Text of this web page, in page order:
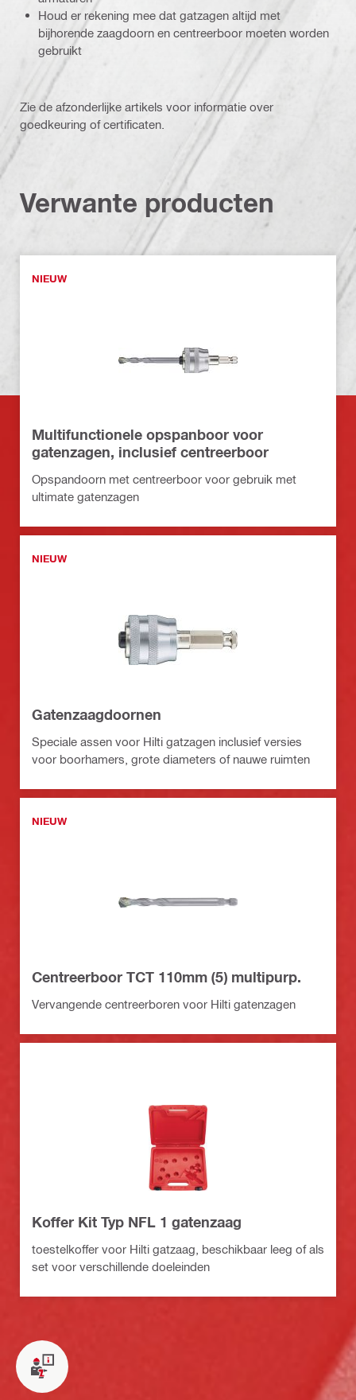
Houd er rekening mee dat gatzagen altijd met
bijhorende zaagdoorn en centreerboor moeten worden
gebruikt
Zie de afzonderlijke artikels voor informatie over
goedkeuring of certificaten.
Verwante producten
NIEUW
Multifunctionele opspanboor voor
gatenzagen, inclusief centreerboor
Opspandoorn met centreerboor voor gebruik met
ultimate gatenzagen
NIEUW
Gatenzaagdoornen
Speciale assen voor Hilti gatzagen inclusief versies
voor boorhamers, grote diameters of nauwe ruimten
NIEUW
Centreerboor TCT 110mm (5) multipurp.
Vervangende centreerboren voor Hilti gatenzagen
Koffer Kit Typ NFL 1 gatenzaag
toestelkoffer voor Hilti gatzaag, beschikbaar leeg of als
set voor verschillende doeleinden